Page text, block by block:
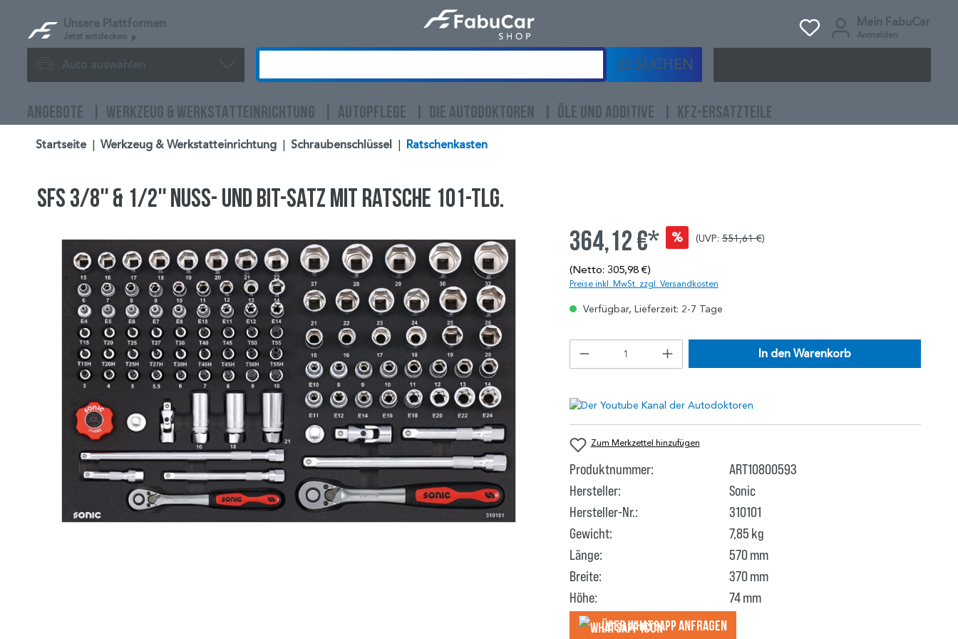
Unsere Plattformen
Jetzt entdecken
Mein FabuCar
Anmelden
Auto auswählen SUCHEN
ANGEBOTE WERKZEUG & WERKSTATTEINRICHTUNG AUTOPFLEGE DIE AUTODOKTOREN ÖLE UND ADDITIVE KFZ-ERSATZTEILE
Startseite Werkzeug & Werkstatteinrichtung Schraubenschlüssel Ratschenkasten
SFS 3/8'' & 1/2'' Nuss- und Bit-Satz mit Ratsche 101-tlg.
364,12 €* % (UVP:551,61 €)
(Netto: 305,98 €)
Preise inkl. MwSt. zzgl. Versandkosten
Verfügbar, Lieferzeit: 2-7 Tage
In den Warenkorb
Zum Merkzettel hinzufügen
Produktnummer:
ART10800593
Hersteller:
Sonic
Hersteller-Nr.:
310101
Gewicht:
7,85 kg
Länge:
570 mm
Breite:
370 mm
Höhe:
74 mm
Über WhatsApp anfragеn